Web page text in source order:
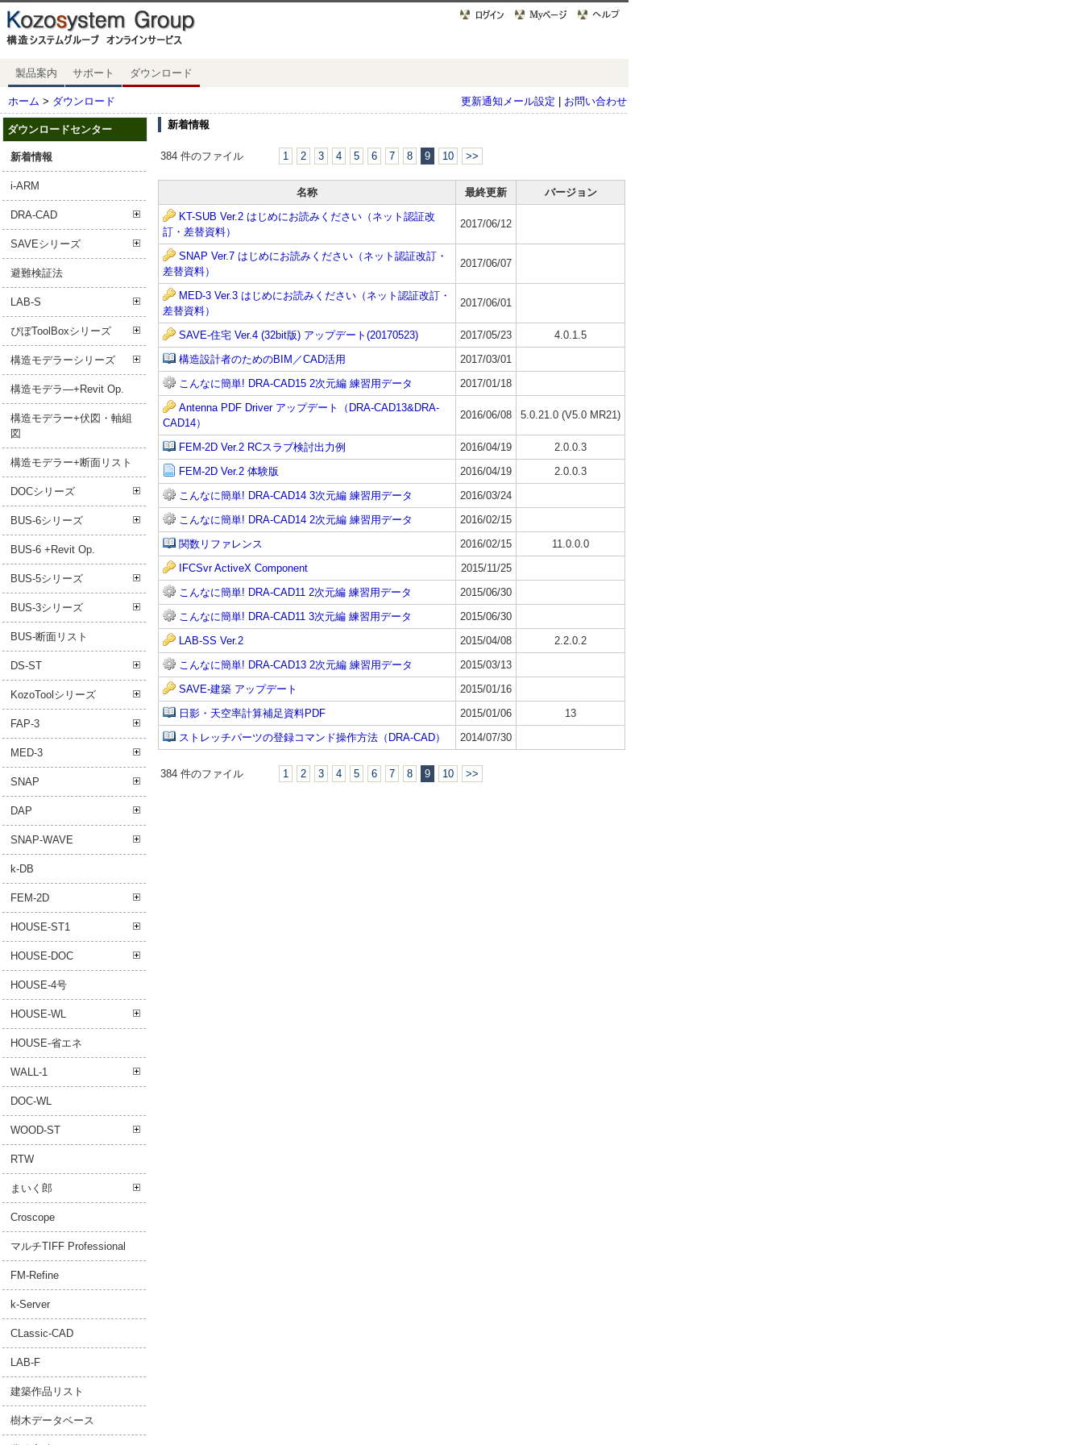
製品案内 サポート ダウンロード
ホーム > ダウンロード 更新通知メール設定 お問い合わせ
ダウンロードセンター
新着情報
i-ARM
DRA-CAD
SAVEシリーズ
避難検証法
LAB-S
ぴぼToolBoxシリーズ
構造モデラーシリーズ
構造モデラ―+Revit Op.
構造モデラー+伏図・軸組
図
構造モデラー+断面リスト
DOCシリーズ
BUS-6シリーズ
BUS-6 +Revit Op.
BUS-5シリーズ
BUS-3シリーズ
BUS-断面リスト
DS-ST
KozoToolシリーズ
FAP-3
MED-3
SNAP
DAP
SNAP-WAVE
k-DB
FEM-2D
HOUSE-ST1
HOUSE-DOC
HOUSE-4号
HOUSE-WL
HOUSE-省エネ
WALL-1
DOC-WL
WOOD-ST
RTW
まいく郎
Croscope
マルチTIFF Professional
FM-Refine
k-Server
CLassic-CAD
LAB-F
建築作品リスト
樹木データベース
新着情報
384 件のファイル 1 2 3 4 5 6 7 8 9 10 >>
名称 最終更新
バージョン
KT-SUB Ver.2 はじめにお読みください（ネット認証改
訂・差替資料）
2017/06/12
SNAP Ver.7 はじめにお読みください（ネット認証改訂・
差替資料）
2017/06/07
MED-3 Ver.3 はじめにお読みください（ネット認証改訂・
差替資料）
2017/06/01
SAVE-住宅 Ver.4 (32bit版) アップデート(20170523) 2017/05/23
4.0.1.5
構造設計者のためのBIM／CAD活用
2017/03/01
こんなに簡単! DRA-CAD15 2次元編 練習用データ
2017/01/18
Antenna PDF Driver アップデート（DRA-CAD13&DRA-
CAD14）
2016/06/08 5.0.21.0 (V5.0 MR21)
FEM-2D Ver.2 RCスラブ検討出力例 2016/04/19
2.0.0.3
FEM-2D Ver.2 体験版
2016/04/19
2.0.0.3
こんなに簡単! DRA-CAD14 3次元編 練習用データ
2016/03/24
こんなに簡単! DRA-CAD14 2次元編 練習用データ
2016/02/15
関数リファレンス
2016/02/15
11.0.0.0
IFCSvr ActiveX Component
2015/11/25
こんなに簡単! DRA-CAD11 2次元編 練習用データ
2015/06/30
こんなに簡単! DRA-CAD11 3次元編 練習用データ
2015/06/30
LAB-SS Ver.2
2015/04/08
2.2.0.2
こんなに簡単! DRA-CAD13 2次元編 練習用データ
2015/03/13
SAVE-建築 アップデート
2015/01/16
日影・天空率計算補足資料PDF
2015/01/06
13
ストレッチパーツの登録コマンド操作方法（DRA-CAD）
2014/07/30
384 件のファイル 1 2 3 4 5 6 7 8 9 10 >>